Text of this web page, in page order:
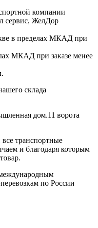
компании
сервис, ЖелДор
в пределах МКАД при
МКАД при заказе менее
склада
дом.11 ворота
транспортные
и благодаря которым
по России